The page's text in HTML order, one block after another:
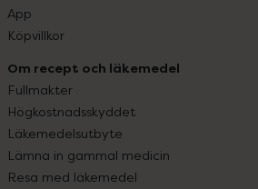
App
Köpvillkor
Om recept och läkemedel
Fullmakter
Högkostnadsskyddet
Läkemedelsutbyte
Lämna in gammal medicin
Resa med läkemedel